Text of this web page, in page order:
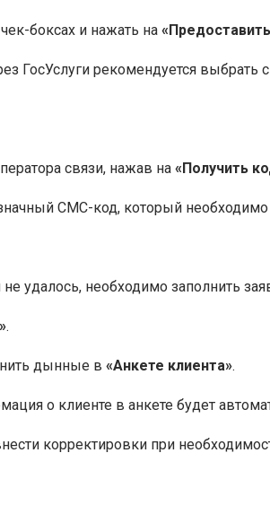
боксах и нажать на
ГосУслуги рекомендуется выбрать
связи, нажав на «Получить
СМС-код, который
удалось, необходимо заполнить
.
дынные в «Анкете клиента».
о клиенте в анкете будет
корректировки при